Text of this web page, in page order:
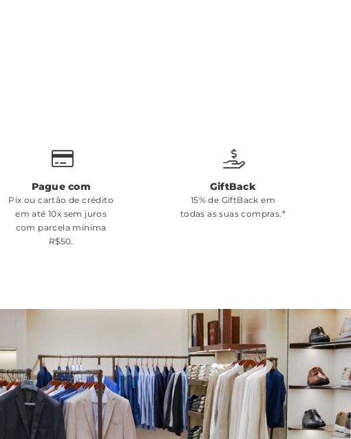
Pague com
Pix ou cartão de crédito
em até 10x sem juros
com parcela mínima
R$50.
GiftBack
15% de GiftBack em
todas as suas compras.*